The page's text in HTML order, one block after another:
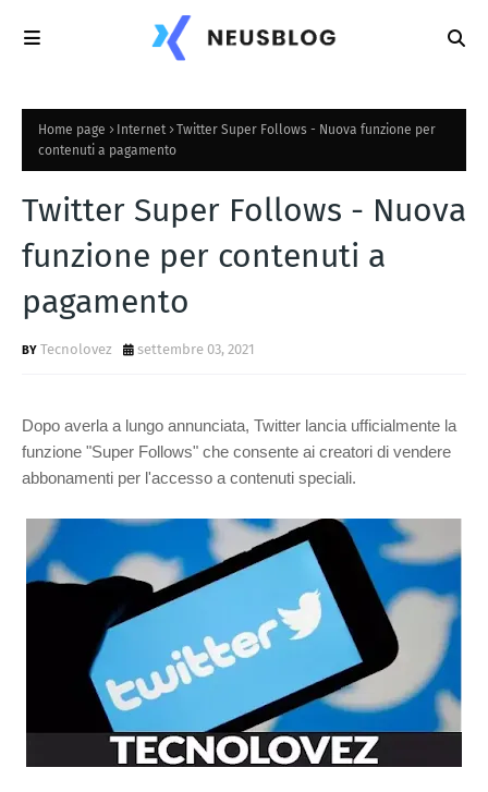
Home page Internet
Twitter Super Follows - Nuova funzione per
contenuti a pagamento
Twitter Super Follows - Nuova
funzione per contenuti a
pagamento
Tecnolovez settembre 03, 2021
Dopo averla a lungo annunciata, Twitter lancia ufficialmente la
funzione "Super Follows" che consente ai creatori di vendere
abbonamenti per l'accesso a contenuti speciali.